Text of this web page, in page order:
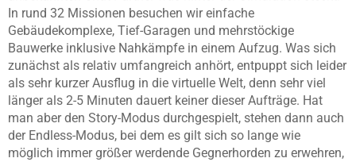
In rund 32 Missionen besuchen wir einfache
Gebäudekomplexe, Tief-Garagen und mehrstöckige
Bauwerke inklusive Nahkämpfe in einem Aufzug. Was sich
zunächst als relativ umfangreich anhört, entpuppt sich leider
als sehr kurzer Ausflug in die virtuelle Welt, denn sehr viel
länger als 2-5 Minuten dauert keiner dieser Aufträge. Hat
man aber den Story-Modus durchgespielt, stehen dann auch
der Endless-Modus, bei dem es gilt sich so lange wie
möglich immer größer werdende Gegnerhorden zu erwehren,